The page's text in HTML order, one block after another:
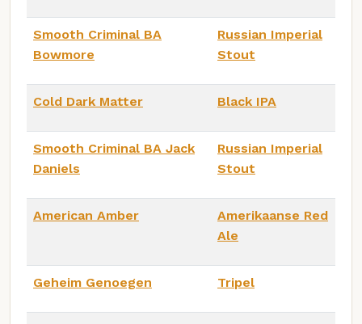
Smooth Criminal BA
Bowmore
Russian Imperial
Stout
Cold Dark Matter Black IPA
Smooth Criminal BA Jack
Daniels
Russian Imperial
Stout
American Amber
Amerikaanse Red
Ale
Geheim Genoegen Tripel